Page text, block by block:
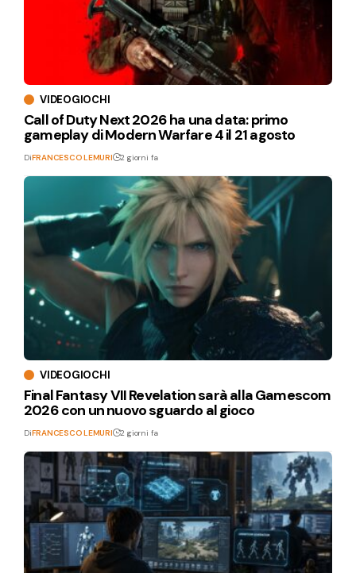
VIDEOGIOCHI
Call of Duty Next 2026 ha una data: primo
gameplay di Modern Warfare 4 il 21 agosto
DiFRANCESCO LEMURI 2 giorni fa
VIDEOGIOCHI
Final Fantasy VII Revelation sarà alla Gamescom
2026 con un nuovo sguardo al gioco
DiFRANCESCO LEMURI 2 giorni fa